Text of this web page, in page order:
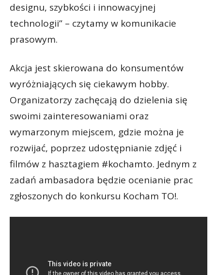
designu, szybkości i innowacyjnej
technologii” – czytamy w komunikacie
prasowym.
Akcja jest skierowana do konsumentów
wyróżniających się ciekawym hobby.
Organizatorzy zachęcają do dzielenia się
swoimi zainteresowaniami oraz
wymarzonym miejscem, gdzie można je
rozwijać, poprzez udostępnianie zdjęć i
filmów z hasztagiem #kochamto. Jednym z
zadań ambasadora będzie ocenianie prac
zgłoszonych do konkursu Kocham TO!.